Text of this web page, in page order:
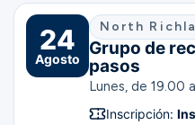
24
Agosto
North
Grupo de
pasos
Lunes, de 19.00
Inscripción: